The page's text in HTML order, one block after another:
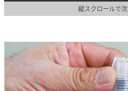
縦スクロールで